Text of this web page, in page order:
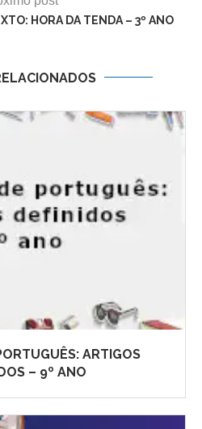
HORA DA TENDA – 3º ANO
ARTIGOS
– 9º ANO